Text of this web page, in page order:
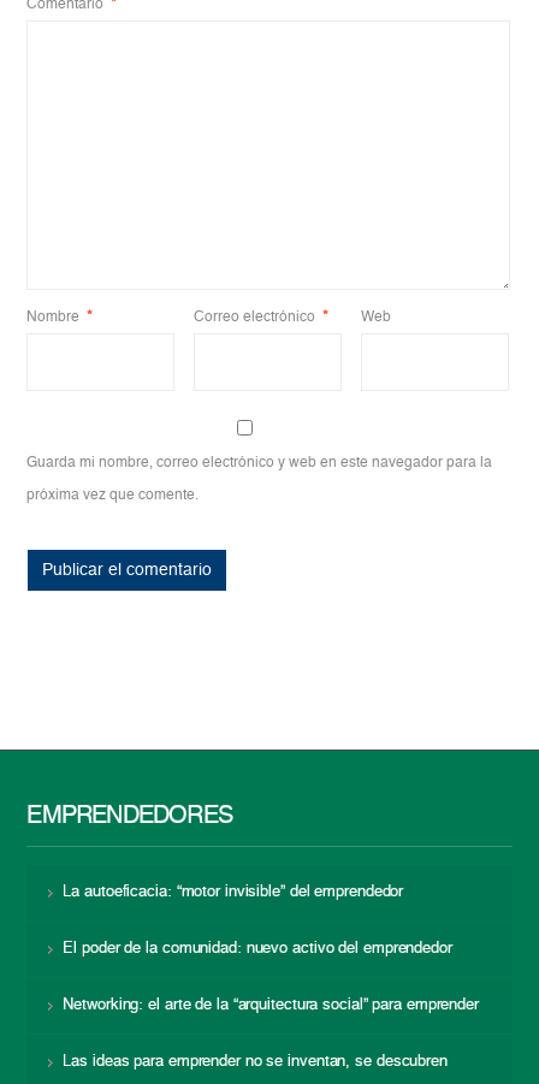
Comentario *
Nombre * Correo electrónico * Web
Guarda mi nombre, correo electrónico y web en este navegador para la
próxima vez que comente.
EMPRENDEDORES
La autoeficacia: “motor invisible” del emprendedor
El poder de la comunidad: nuevo activo del emprendedor
Networking: el arte de la “arquitectura social” para emprender
Las ideas para emprender no se inventan, se descubren